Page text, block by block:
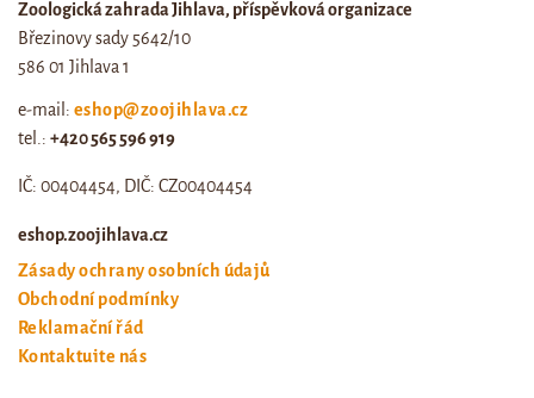
Zoologická zahrada Jihlava, příspěvková organizace
Březinovy sady 5642/10
586 01 Jihlava 1
e-mail: eshop@zoojihlava.cz
tel.: +420 565 596 919
IČ: 00404454, DIČ: CZ00404454
eshop.zoojihlava.cz
Zásady ochrany osobních údajů
Obchodní podmínky
Reklamační řád
Kontaktujte nás